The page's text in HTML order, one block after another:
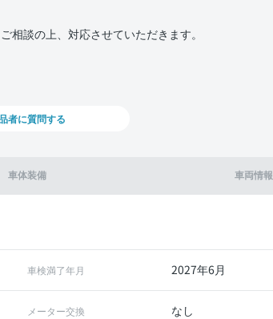
車体装備 車両情報
車検満了年月 2027年6月
メーター交換 なし
談の上、対応させていただきます。
者に質問する